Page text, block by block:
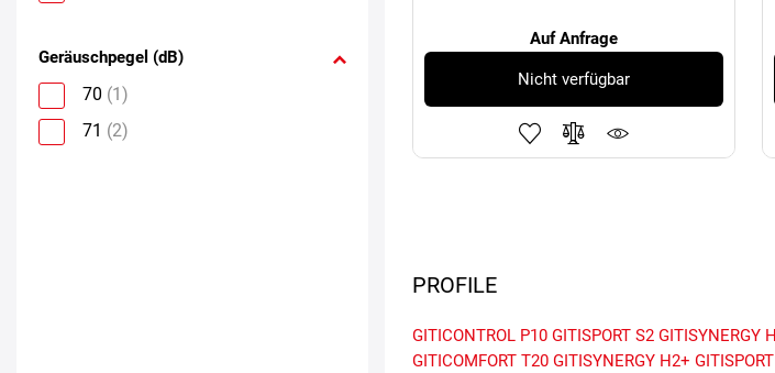
Geräuschpegel (dB)
70 (1)
71 (2)
Auf Anfrage
Nicht verfügbar
PROFILE
GITICONTROL P10 GITISPORT S2 GITISYNERGY
GITICOMFORT T20 GITISYNERGY H2+